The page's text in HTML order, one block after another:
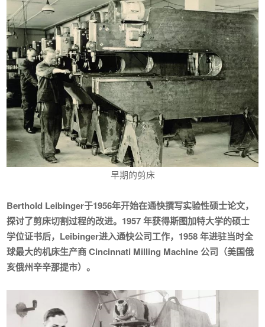
早期的剪床
Berthold Leibinger于1956年开始在通快撰写实验性硕士论文，
探讨了剪床切割过程的改进。1957 年获得斯图加特大学的硕士
学位证书后，Leibinger进入通快公司工作，1958 年进驻当时全
球最大的机床生产商 Cincinnati Milling Machine 公司（美国俄
亥俄州辛辛那提市）。